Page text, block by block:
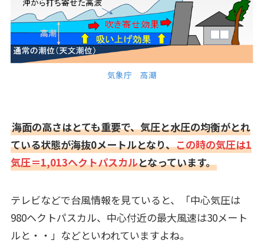
気象庁 高潮
海面の高さはとても重要で、気圧と水圧の均衡がとれ
ている状態が海抜0メートルとなり、この時の気圧は1
気圧＝1,013ヘクトパスカルとなっています。
テレビなどで台風情報を見ていると、「中心気圧は
980ヘクトパスカル、中心付近の最大風速は30メート
ルと・・」などといわれていますよね。